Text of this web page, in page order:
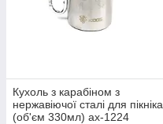
Кухоль з карабіном з
нержавіючої сталі для пікніка
(об'єм 330мл) ax-1224